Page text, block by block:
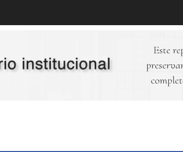
Este